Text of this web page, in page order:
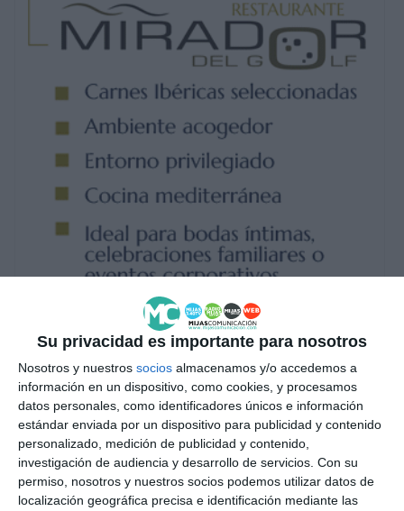
Su privacidad es importante para nosotros
Nosotros y nuestros socios almacenamos y/o accedemos a
información en un dispositivo, como cookies, y procesamos
datos personales, como identificadores únicos e información
estándar enviada por un dispositivo para publicidad y contenido
personalizado, medición de publicidad y contenido,
investigación de audiencia y desarrollo de servicios. Con su
permiso, nosotros y nuestros socios podemos utilizar datos de
localización geográfica precisa e identificación mediante las